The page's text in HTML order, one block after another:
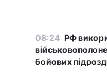
08:24 РФ
бойових